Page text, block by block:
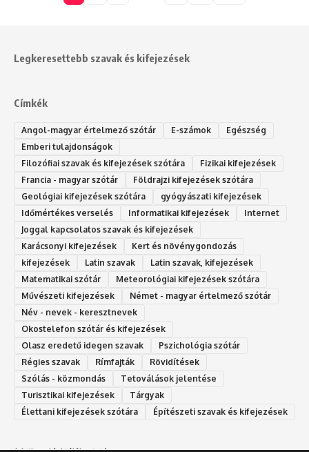
Legkeresettebb szavak és kifejezések
Címkék
Angol-magyar értelmező szótár E-számok
Egészség
Emberi tulajdonságok
Filozófiai szavak és kifejezések szótára
Fizikai kifejezések
Francia - magyar szótár
Földrajzi kifejezések szótára
Geológiai kifejezések szótára
gyógyászati kifejezések
Időmértékes verselés
Informatikai kifejezések
Internet
Joggal kapcsolatos szavak és kifejezések
Karácsonyi kifejezések
Kert és növénygondozás
kifejezések
Latin szavak
Latin szavak, kifejezések
Matematikai szótár
Meteorológiai kifejezések szótára
Művészeti kifejezések
Német - magyar értelmező szótár
Név - nevek - keresztnevek
Okostelefon szótár és kifejezések
Olasz eredetű idegen szavak
Ps‮gólohciz‬ia s‮átóz‬r
Régies szavak
Rímfajták
Rövidítések
Szólás - közmondás
Tetoválások jelentése
Turisztikai kifejezések
Tárgyak
Élettani kifejezések szótára
Építészeti szavak és kifejezések